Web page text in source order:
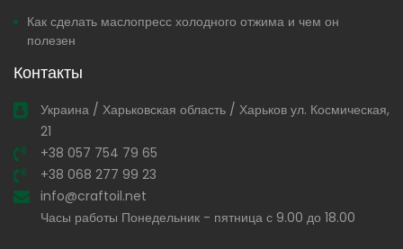
Как сделать маслопресс холодного отжима и чем он
полезен
Контакты
Украина / Харьковская область / Харьков ул. Космическая,
21
+38 057 754 79 65
+38 068 277 99 23
info@craftoil.net
Часы работы Понедельник - пятница с 9.00 до 18.00